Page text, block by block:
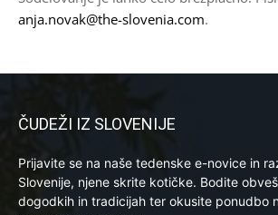
anja.novak@the-slovenia.com.
ČUDEŽI IZ SLOVENIJE
Prijavite se na naše tedenske e-novice in
Slovenije, njene skrite kotičke. Bodite
dogodkih in tradicijah ter okusite ponudbo